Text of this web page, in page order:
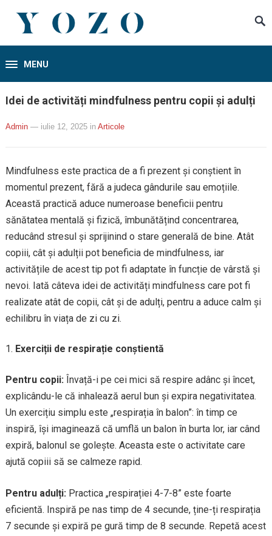
MENU
Idei de activități mindfulness pentru copii și adulți
Admin — iulie 12, 2025 in Articole
Mindfulness este practica de a fi prezent și conștient în
momentul prezent, fără a judeca gândurile sau emoțiile.
Această practică aduce numeroase beneficii pentru
sănătatea mentală și fizică, îmbunătățind concentrarea,
reducând stresul și sprijinind o stare generală de bine. Atât
copiii, cât și adulții pot beneficia de mindfulness, iar
activitățile de acest tip pot fi adaptate în funcție de vârstă și
nevoi. Iată câteva idei de activități mindfulness care pot fi
realizate atât de copii, cât și de adulți, pentru a aduce calm și
echilibru în viața de zi cu zi.
Exerciții de respirație conștientă
Pentru copii: Învață-i pe cei mici să respire adânc și încet,
explicându-le că inhalează aerul bun și expira negativitatea.
Un exercițiu simplu este „respirația în balon”: în timp ce
inspiră, își imaginează că umflă un balon în burta lor, iar când
expiră, balonul se golește. Aceasta este o activitate care
ajută copiii să se calmeze rapid.
Pentru adulți: Practica „respirației 4-7-8” este foarte
eficientă. Inspiră pe nas timp de 4 secunde, ține-ți respirația
7 secunde și expiră pe gură timp de 8 secunde. Repetă acest